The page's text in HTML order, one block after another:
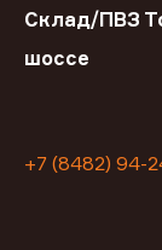
Склад/ПВЗ
шоссе
+7 (8482) 94-